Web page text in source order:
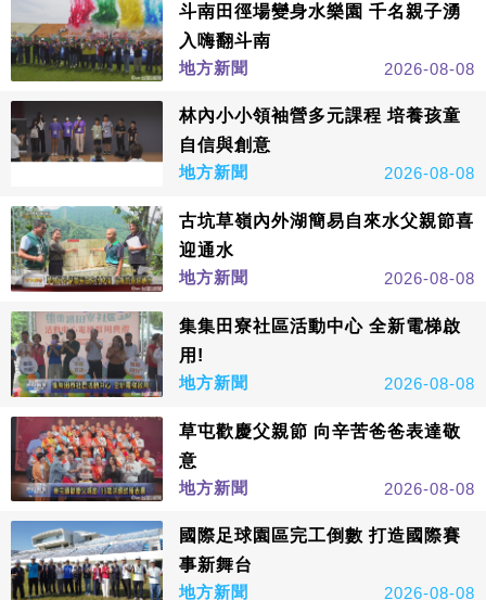
斗南田徑場變身水樂園 千名親子湧
入嗨翻斗南
地方新聞
2026-08-08
林內小小領袖營多元課程 培養孩童
自信與創意
地方新聞
2026-08-08
古坑草嶺內外湖簡易自來水父親節喜
迎通水
地方新聞
2026-08-08
集集田寮社區活動中心 全新電梯啟
用!
地方新聞
2026-08-08
草屯歡慶父親節 向辛苦爸爸表達敬
意
地方新聞
2026-08-08
國際足球園區完工倒數 打造國際賽
事新舞台
地方新聞
2026-08-08